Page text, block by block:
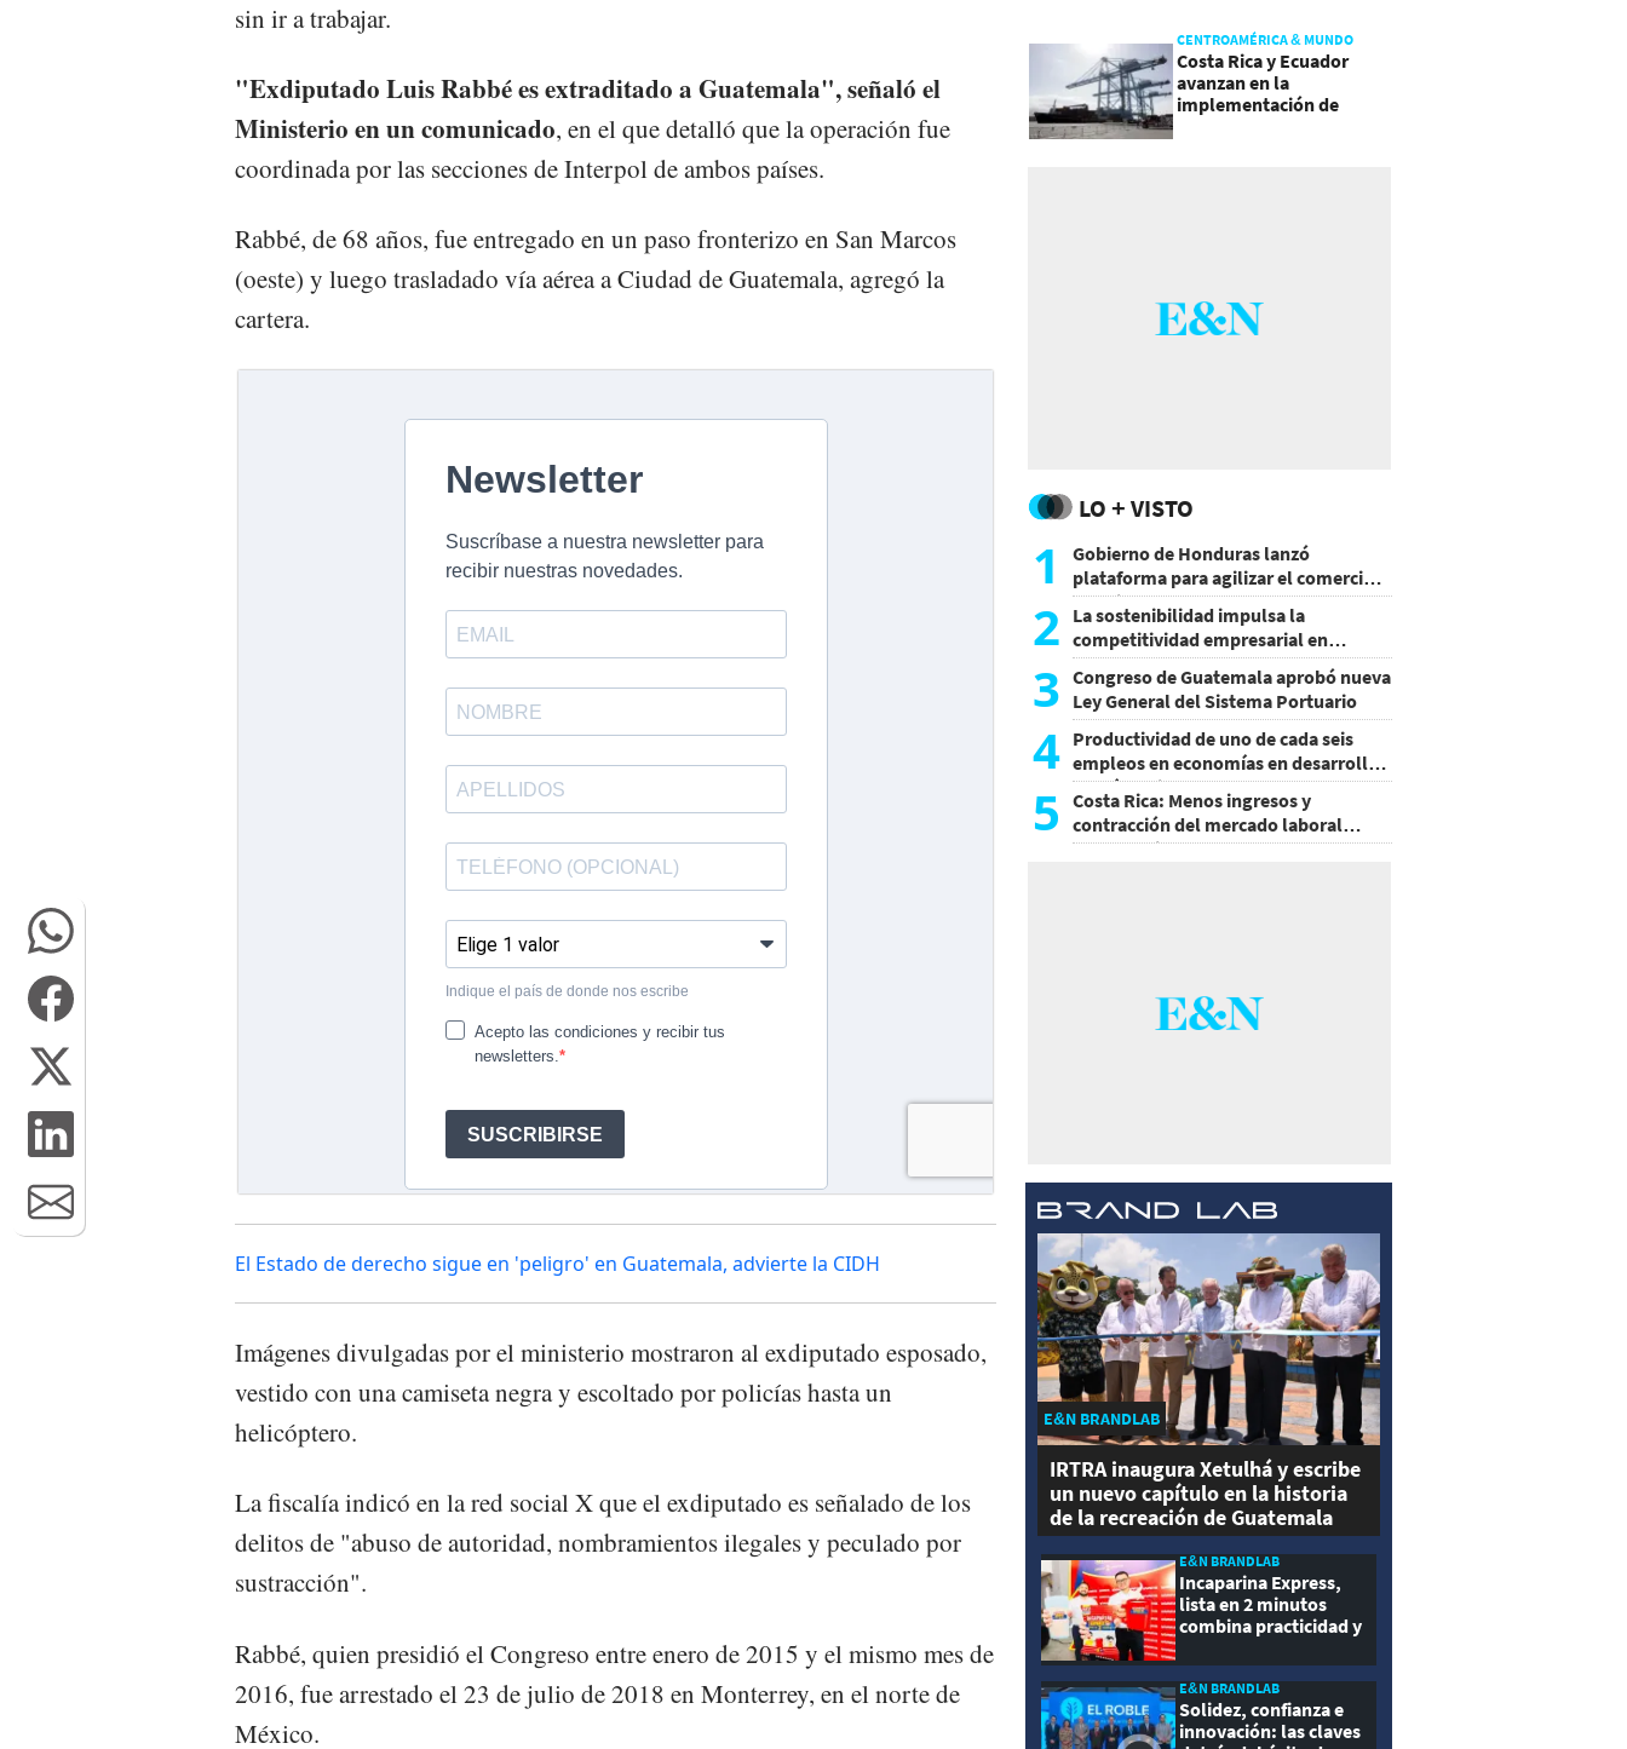
sin ir a trabajar.
"Exdiputado Luis Rabbé es extraditado a Guatemala", señaló el
Ministerio en un comunicado, en el que detalló que la operación fue
coordinada por las secciones de Interpol de ambos países.
Rabbé, de 68 años, fue entregado en un paso fronterizo en San Marcos
(oeste) y luego trasladado vía aérea a Ciudad de Guatemala, agregó la
cartera.
El Estado de derecho sigue en 'peligro' en Guatemala, advierte la CIDH
Imágenes divulgadas por el ministerio mostraron al exdiputado esposado,
vestido con una camiseta negra y escoltado por policías hasta un
helicóptero.
La fiscalía indicó en la red social X que el exdiputado es señalado de los
delitos de "abuso de autoridad, nombramientos ilegales y peculado por
sustracción".
Rabbé, quien presidió el Congreso entre enero de 2015 y el mismo mes de
2016, fue arrestado el 23 de julio de 2018 en Monterrey, en el norte de
México.
CENTROAMÉRICA & MUNDO
Costa Rica y Ecuador
avanzan en la
implementación de
LO + VISTO
1
Gobierno de Honduras lanzó
plataforma para agilizar el comercio
exterior
2 La sostenibilidad impulsa la
competitividad empresarial en
Guatemala
3 Congreso de Guatemala aprobó nueva
Ley General del Sistema Portuario
4 Productividad de uno de cada seis
empleos en economías en desarrollo
podría mejorar por la IA
5
Costa Rica: Menos ingresos y
contracción del mercado laboral
causan baja del consumo
E&N BRANDLAB
IRTRA inaugura Xetulhá y escribe
un nuevo capítulo en la historia
de la recreación de Guatemala
E&N BRANDLAB
Incaparina Express,
lista en 2 minutos
combina practicidad y
E&N BRANDLAB
Solidez, confianza e
innovación: las claves